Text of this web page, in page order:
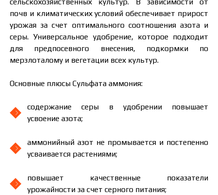
почв и климатических условий обеспечивает прирост
урожая за счет оптимального соотношения азота и
серы. Универсальное удобрение, которое подходит
для предпосевного внесения, подкормки по
мерзлоталому и вегетации всех культур.
Основные плюсы Сульфата аммония:
содержание серы в удобрении повышает
усвоение азота;
аммонийный азот не промывается и постепенно
усваивается растениями;
повышает качественные показатели
урожайности за счет серного питания;